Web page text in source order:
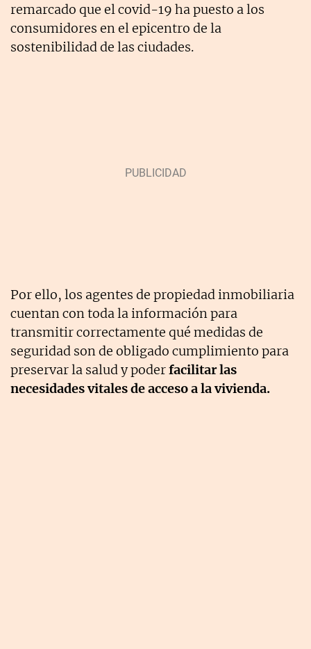
remarcado que el covid-19 ha puesto a los
consumidores en el epicentro de la
sostenibilidad de las ciudades.
Por ello, los agentes de propiedad inmobiliaria
cuentan con toda la información para
transmitir correctamente qué medidas de
seguridad son de obligado cumplimiento para
preservar la salud y poderfacilitar las
necesidades vitales de acceso a la vivienda.